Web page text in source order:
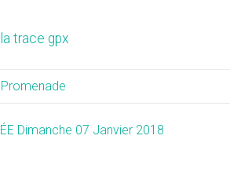
trace gpx
Promenade
Dimanche 07 Janvier 2018